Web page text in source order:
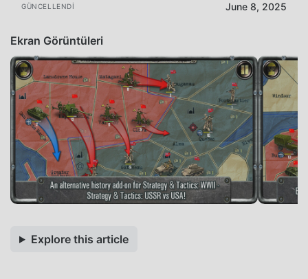
GÜNCELLENDI June 8, 2025
Ekran Görüntüleri
Explore this article